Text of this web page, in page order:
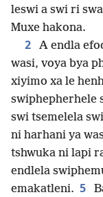
leswi a swi ri
Muxe hakona.
2 A endla
wasi, voya bya
xiyimo xa le
swiphepherhele
swi tsemelela
ni harhani ya
tshwuka ni lapi
endlela
emakatleni. 5